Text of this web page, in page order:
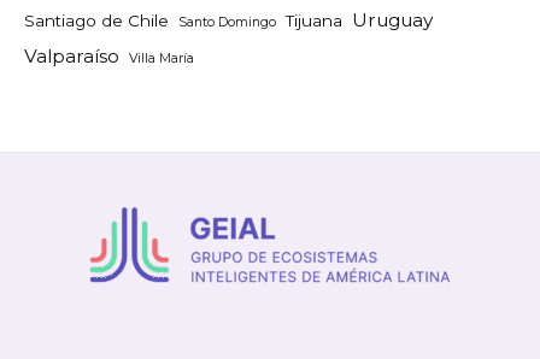
Santiago de Chile Santo Domingo Tijuana
Uruguay
Valparaíso
Villa María